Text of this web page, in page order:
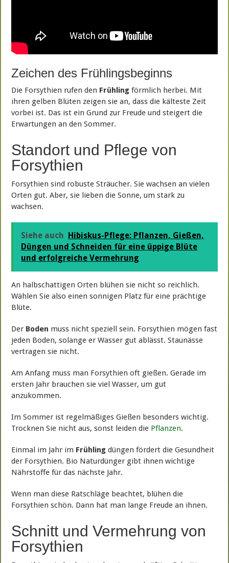
Zeichen des Frühlingsbeginns
Die Forsythien rufen den Frühling förmlich herbei. Mit
ihren gelben Blüten zeigen sie an, dass die kälteste Zeit
vorbei ist. Das ist ein Grund zur Freude und steigert die
Erwartungen an den Sommer.
Standort und Pflege von
Forsythien
Forsythien sind robuste Sträucher. Sie wachsen an vielen
Orten gut. Aber, sie lieben die Sonne, um stark zu
wachsen.
Siehe auch
Hibiskus-Pflege: Pflanzen, Gießen,
Düngen und Schneiden für eine üppige Blüte
und erfolgreiche Vermehrung
An halbschattigen Orten blühen sie nicht so reichlich.
Wählen Sie also einen sonnigen Platz für eine prächtige
Blüte.
Der Boden muss nicht speziell sein. Forsythien mögen fast
jeden Boden, solange er Wasser gut ablässt. Staunässe
vertragen sie nicht.
Am Anfang muss man Forsythien oft gießen. Gerade im
ersten Jahr brauchen sie viel Wasser, um gut
anzukommen.
Im Sommer ist regelmäßiges Gießen besonders wichtig.
Trocknen Sie nicht aus, sonst leiden die Pflanzen.
Einmal im Jahr im Frühling düngen fördert die Gesundheit
der Forsythien. Bio Naturdünger gibt ihnen wichtige
Nährstoffe für das nächste Jahr.
Wenn man diese Ratschläge beachtet, blühen die
Forsythien schön. Dann hat man lange Freude an ihnen.
Schnitt und Vermehrung von
Forsythien